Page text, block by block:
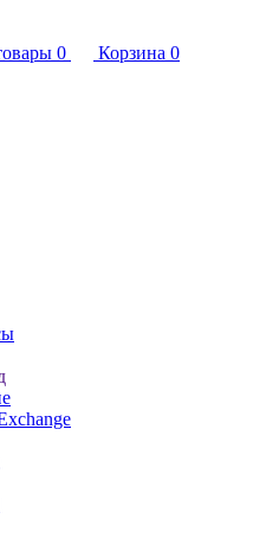
0 Корзина 0